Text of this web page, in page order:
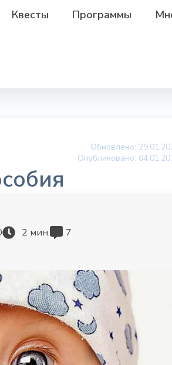
Квесты Программы
Обновлено:
Опубликовано:
2 мин. 7